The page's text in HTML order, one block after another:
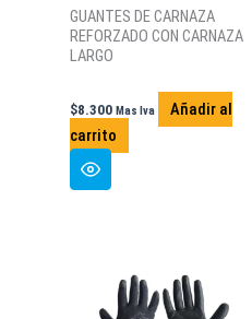
GUANTES DE CARNAZA
REFORZADO CON CARNAZA
LARGO
$8.300 Mas Iva
Añadir al
carrito